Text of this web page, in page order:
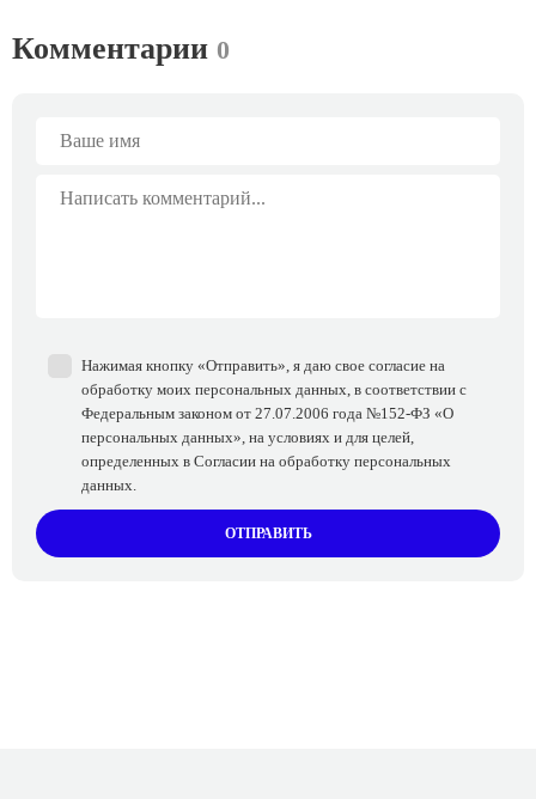
Комментарии 0
Нажимая кнопку «Отправить», я даю свое согласие на
обработку моих персональных данных, в соответствии с
Федеральным законом от 27.07.2006 года №152-ФЗ «О
персональных данных», на условиях и для целей,
определенных в Согласии на обработку персональных
данных.
ОТПРАВИТЬ